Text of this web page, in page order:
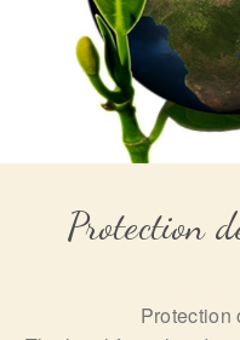
Protection
Protection